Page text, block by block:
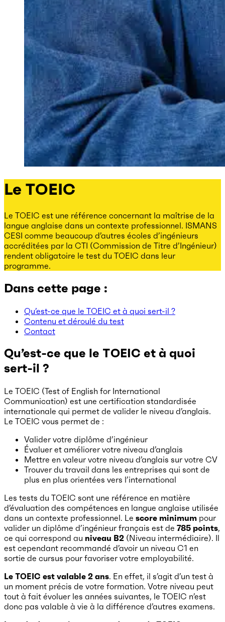
Le TOEIC
Le TOEIC est une référence concernant la maîtrise de la
langue anglaise dans un contexte professionnel. ISMANS
CESI comme beaucoup d’autres écoles d’ingénieurs
accréditées par la CTI (Commission de Titre d’Ingénieur)
rendent obligatoire le test du TOEIC dans leur
programme.
Dans cette page :
Qu’est-ce que le TOEIC et à quoi sert-il ?
Contenu et déroulé du test
Contact
Qu’est-ce que le TOEIC et à quoi
sert-il ?
Le TOEIC (Test of English for International
Communication) est une certification standardisée
internationale qui permet de valider le niveau d’anglais.
Le TOEIC vous permet de :
Valider votre diplôme d’ingénieur
Évaluer et améliorer votre niveau d’anglais
Mettre en valeur votre niveau d’anglais sur votre CV
Trouver du travail dans les entreprises qui sont de
plus en plus orientées vers l’international
Les tests du TOEIC sont une référence en matière
d’évaluation des compétences en langue anglaise utilisée
dans un contexte professionnel. Le score minimum pour
valider un diplôme d’ingénieur français est de 785 points,
ce qui correspond au niveau B2 (Niveau intermédiaire). Il
est cependant recommandé d’avoir un niveau C1 en
sortie de cursus pour favoriser votre employabilité.
Le TOEIC est valable 2 ans. En effet, il s’agit d’un test à
un moment précis de votre formation. Votre niveau peut
tout à fait évoluer les années suivantes, le TOEIC n’est
donc pas valable à vie à la différence d’autres examens.